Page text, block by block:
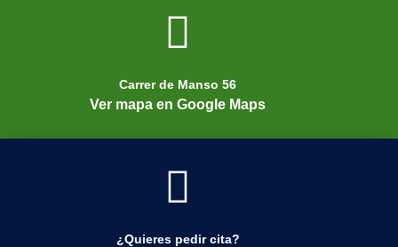
Carrer de Manso 56
Ver mapa en Google Maps
¿Quieres pedir cita?